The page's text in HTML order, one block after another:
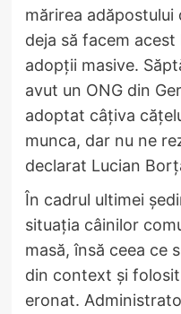
mărirea adăpostului
deja să facem
adopții masive.
avut un ONG din
adoptat câțiva
munca, dar nu ne
declarat Lucian
În cadrul ultimei
situația câinilor
masă, însă ceea ce
din context și
eronat.